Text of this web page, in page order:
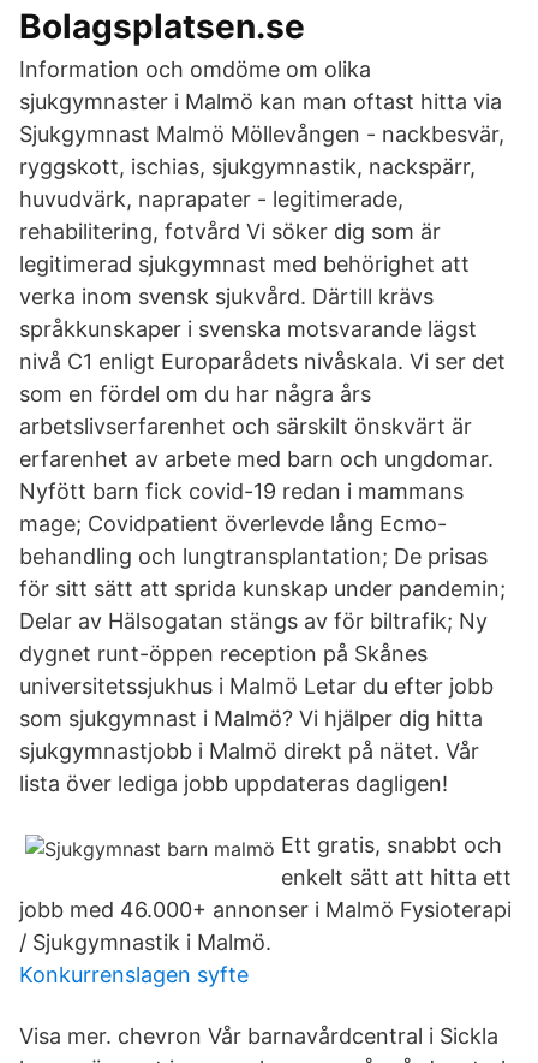
Bolagsplatsen.se
Information och omdöme om olika
sjukgymnaster i Malmö kan man oftast hitta via
Sjukgymnast Malmö Möllevången - nackbesvär,
ryggskott, ischias, sjukgymnastik, nackspärr,
huvudvärk, naprapater - legitimerade,
rehabilitering, fotvård Vi söker dig som är
legitimerad sjukgymnast med behörighet att
verka inom svensk sjukvård. Därtill krävs
språkkunskaper i svenska motsvarande lägst
nivå C1 enligt Europarådets nivåskala. Vi ser det
som en fördel om du har några års
arbetslivserfarenhet och särskilt önskvärt är
erfarenhet av arbete med barn och ungdomar.
Nyfött barn fick covid-19 redan i mammans
mage; Covidpatient överlevde lång Ecmo-
behandling och lungtransplantation; De prisas
för sitt sätt att sprida kunskap under pandemin;
Delar av Hälsogatan stängs av för biltrafik; Ny
dygnet runt-öppen reception på Skånes
universitetssjukhus i Malmö Letar du efter jobb
som sjukgymnast i Malmö? Vi hjälper dig hitta
sjukgymnastjobb i Malmö direkt på nätet. Vår
lista över lediga jobb uppdateras dagligen!
Ett gratis, snabbt och
enkelt sätt att hitta ett
jobb med 46.000+ annonser i Malmö Fysioterapi
/ Sjukgymnastik i Malmö.
Konkurrenslagen syfte
Visa mer. chevron Vår barnavårdcentral i Sickla